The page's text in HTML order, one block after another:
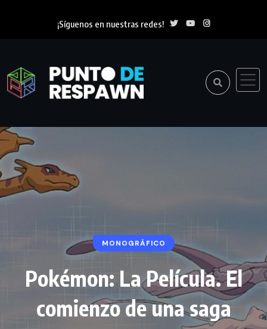
¡Síguenos en nuestras redes!
MONOGRÁFICO
Pokémon: La Película. El
comienzo de una saga